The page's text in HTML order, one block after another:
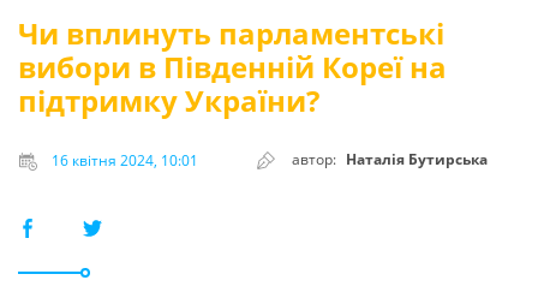
Чи вплинуть парламентські
вибори в Південній Кореї на
підтримку України?
16 квітня 2024, 10:01 автор: Наталія Бутирська